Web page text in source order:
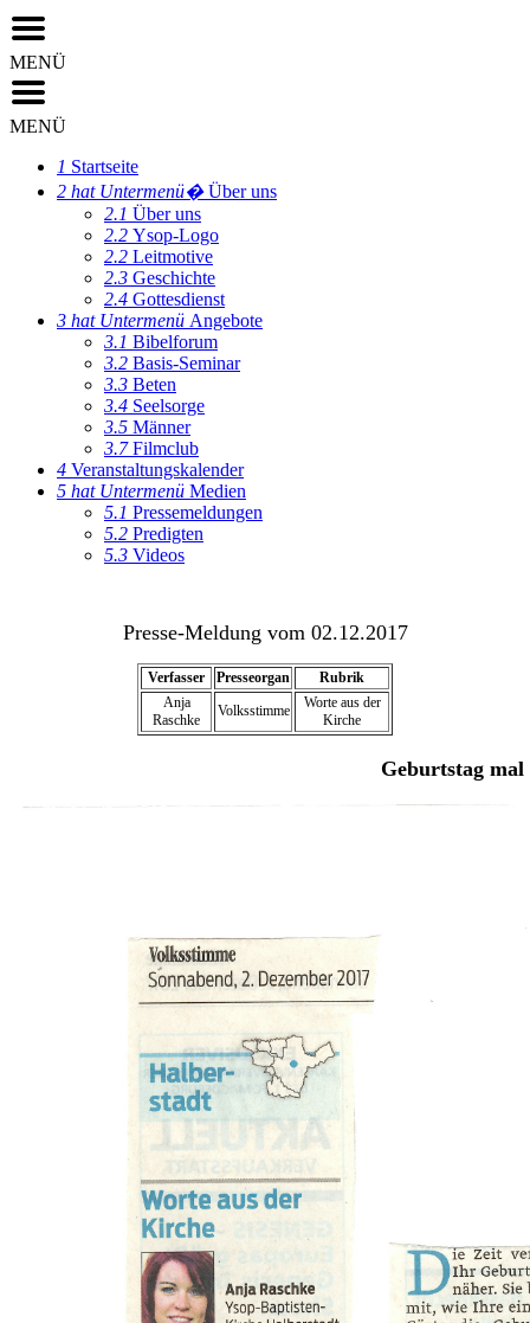
MENÜ
MENÜ
1 Startseite
2 hat Untermenü� Über uns
2.1 Über uns
2.2 Ysop-Logo
2.2 Leitmotive
2.3 Geschichte
2.4 Gottesdienst
3 hat Untermenü Angebote
3.1 Bibelforum
3.2 Basis-Seminar
3.3 Beten
3.4 Seelsorge
3.5 Männer
3.7Filmclub
4 Veranstaltungskalender
5 hat Untermenü Medien
5.1 Pressemeldungen
5.2 Predigten
5.3 Videos
Presse-Meldung vom 02.12.2017
Verfasser Presseorgan
Rubrik
Anja
Raschke
Volksstimme
Worte aus der
Kirche
Geburtstag mal